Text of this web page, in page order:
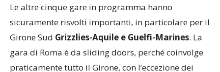
Le altre cinque gare in programma hanno
sicuramente risvolti importanti, in particolare per il
Girone Sud Grizzlies-Aquile e Guelfi-Marines. La
gara di Roma è da sliding doors, perché coinvolge
praticamente tutto il Girone, con l’eccezione dei